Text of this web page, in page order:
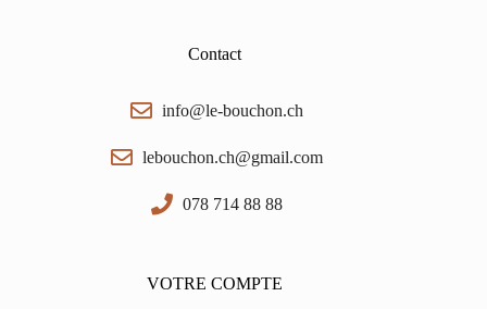
Contact
info@le-bouchon.ch
lebouchon.ch@gmail.com
078 714 88 88
VOTRE COMPTE